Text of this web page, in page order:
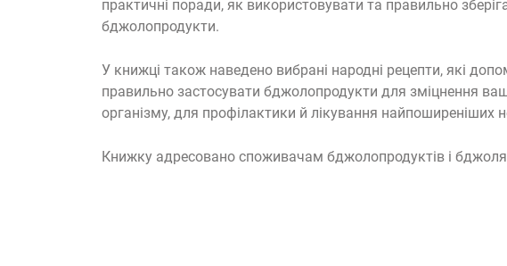
практичні поради, як використовувати та правильно
бджолопродукти.
У книжці також наведено вибрані народні рецепти, які
правильно застосувати бджолопродукти для зміцнення
організму, для профілактики й лікування найпоширеніших
Книжку адресовано споживачам бджолопродуктів і